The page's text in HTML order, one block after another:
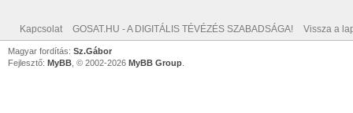
Kapcsolat GOSAT.HU - A DIGITÁLIS TÉVÉZÉS SZABADSÁGA! Vissza a
Magyar fordítás: Sz.Gábor
Fejlesztő: MyBB , © 2002-2026 MyBB Group